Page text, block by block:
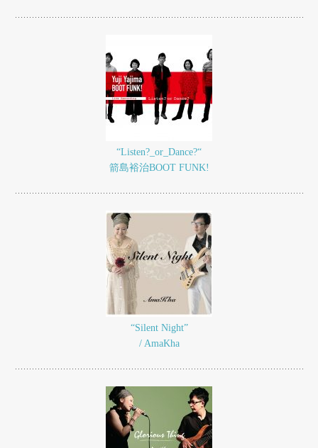
“Listen?_or_Dance?“
箭島裕治BOOT FUNK!
“Silent Night”
/ AmaKha